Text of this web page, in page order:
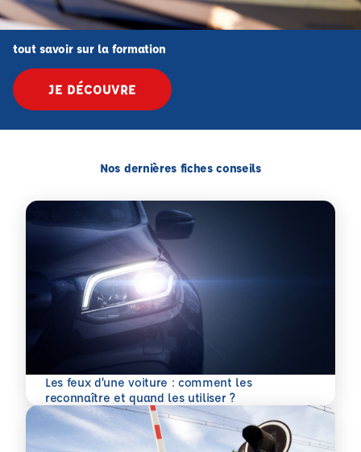
tout savoir sur la formation
JE DÉCOUVRE
Nos dernières fiches conseils
Les feux d’une voiture : comment les
reconnaître et quand les utiliser ?
En savoir plus